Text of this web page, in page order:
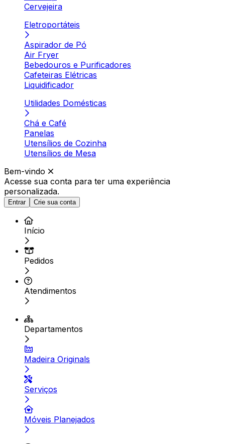
Cervejeira
Eletroportáteis
Aspirador de Pó
Air Fryer
Bebedouros e Purificadores
Cafeteiras Elétricas
Liquidificador
Utilidades Domésticas
Chá e Café
Panelas
Utensílios de Cozinha
Utensílios de Mesa
Bem-vindo
Acesse sua conta para ter uma experiência
personalizada.
Entrar Crie sua conta
Início
Pedidos
Atendimentos
Departamentos
Madeira Originals
Serviços
Móveis Planejados